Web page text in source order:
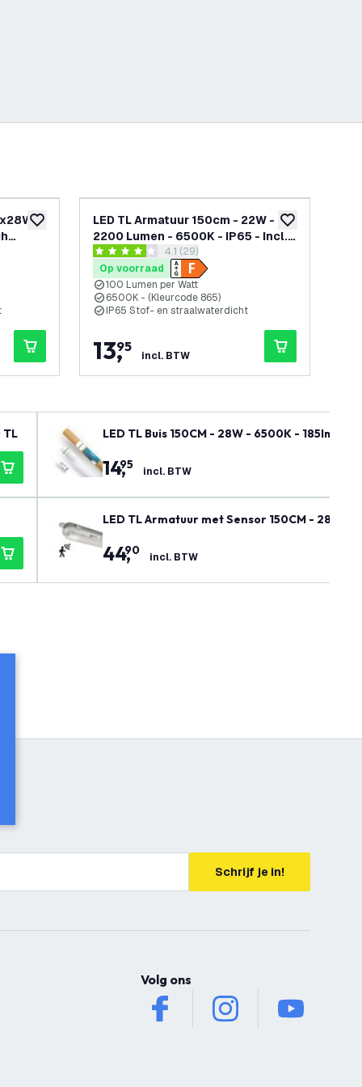
toevoegen aan verlanglijst
-
toevoegen
LED TL Armatuur 150cm - 22W -
2200 Lumen - 6500K - IP65 - Incl.
LED TL Buisreviews drawer openen
4.1 score sterren4.1 (29)
Op voorraad
100 Lumen per Watt
6500K - (Kleurcode 865)
IP65 Stof- en straalwaterdicht
13,
95
incl. BTW
TL LED TL Buis 150CM - 28W - 6500K - 185lm/W
14,
95 incl. BTW
LED TL Armatuur met Sensor 150CM - 28W -
44,
90 incl. BTW
Schrijf je in!
Volg ons
facebook instagram youtube